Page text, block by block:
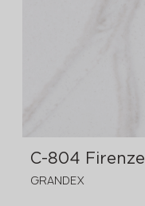
C-804 Firenze
GRANDEX